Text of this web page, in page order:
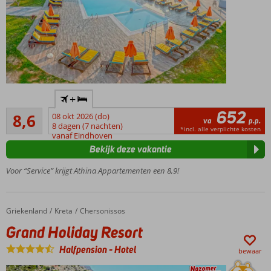
prachtig
groene
omgeving
gastvrije,
vriendelijke
familie
Gezellige
pool-/snackbar
Zandstrand
op ca. 550
8,6Aanrader
281
beoordelingen
+
08 okt 2026 (do)
8 dagen (7 nachten)
vanaf Eindhoven
va 652 p.p.
*incl. alle verplichte kosten
Voor “Service” krijgt Athina Appartementen een 8,9!
Bekijk deze vakantie
Home
Griekenland Kreta Chersonissos
Grand Holiday Resort
Grand Holiday Resort
Halfpension-Hotel bewaar